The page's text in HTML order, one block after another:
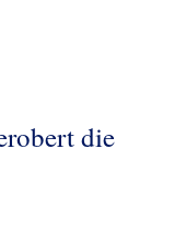
die